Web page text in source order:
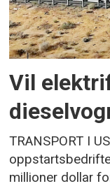
Vil
TRANSPORT I
millioner dollar